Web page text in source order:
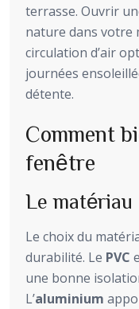
terrasse. Ouvrir
nature dans votre
circulation d’air
journées
détente.
Comment
fenêtre
Le matériau
Le choix du
durabilité. Le PVC
une bonne
L’aluminium